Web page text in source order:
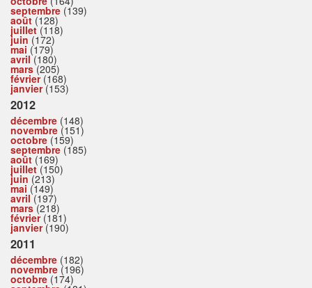
septembre (139)
août (128)
juillet(118)
juin (172)
mai (179)
avril(180)
mars(205)
février(168)
janvier(153)
2012
décembre (148)
novembre (151)
octobre (159)
septembre (185)
août (169)
juillet(150)
juin (213)
mai (149)
avril(197)
mars(218)
février(181)
janvier(190)
2011
décembre (182)
novembre (196)
octobre (174)